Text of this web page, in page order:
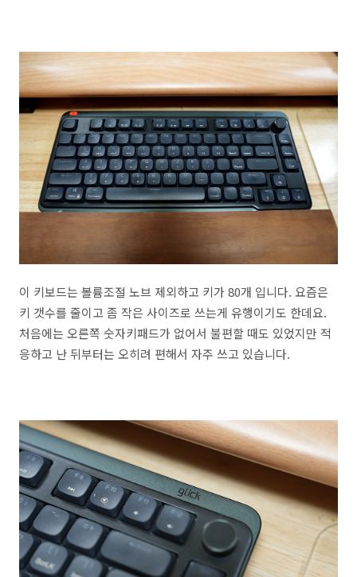
이 키보드는 볼륨조절 노브 제외하고 키가 80개 입니다. 요즘은
키 갯수를 줄이고 좀 작은 사이즈로 쓰는게 유행이기도 한데요.
처음에는 오른쪽 숫자키패드가 없어서 불편할 때도 있었지만 적
응하고 난 뒤부터는 오히려 편해서 자주 쓰고 있습니다.